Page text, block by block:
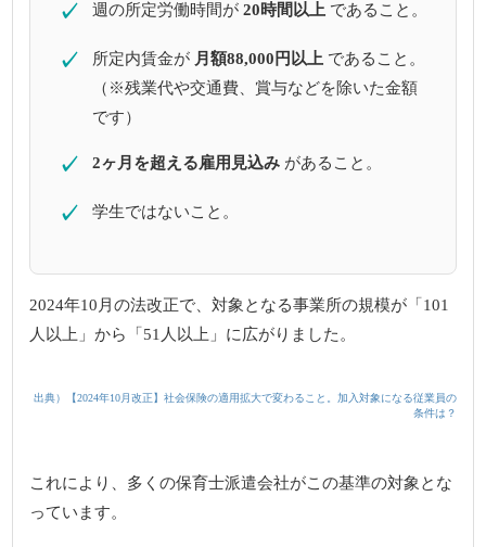
✓ 週の所定労働時間が20時間以上 であること。
✓ 所定内賃金が 月額88,000円以上 であること。
（※残業代や交通費、賞与などを除いた金額
です）
✓ 2ヶ月を超える雇用見込み があること。
✓ 学生ではないこと。
2024年10月の法改正で、対象となる事業所の規模が「101
人以上」から「51人以上」に広がりました。
出典）【2024年10月改正】社会保険の適用拡大で変わること。加入対象になる従業員の
条件は？
これにより、多くの保育士派遣会社がこの基準の対象とな
っています。